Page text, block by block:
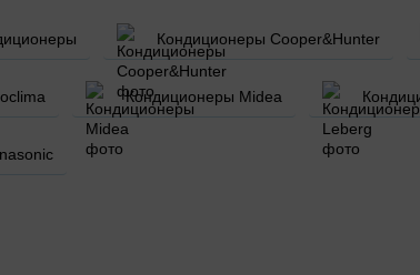
Кондиционеры Cooper&Hunter
Кондиционеры Midea